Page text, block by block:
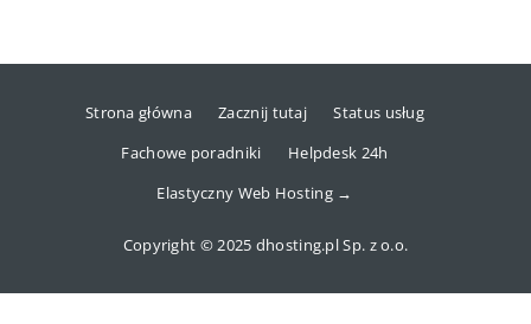
Strona główna Zacznij tutaj
Status usług
Fachowe poradniki
Helpdesk 24h
Elastyczny Web Hosting →
Copyright © 2025 dhosting.pl Sp. z o.o.